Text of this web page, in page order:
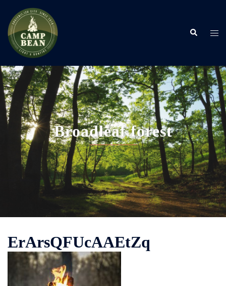
へ
ス
キ
ッ
プ
検
索
ト
メ
ニ
ュ
ー
Broadleaf forest
ErArsQFUcAAEtZq